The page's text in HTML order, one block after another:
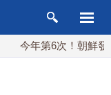
今年第6次！朝鮮發